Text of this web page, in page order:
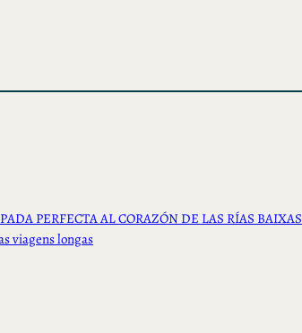
PERFECTA AL CORAZÓN DE LAS RÍAS BAIXAS
viagens longas